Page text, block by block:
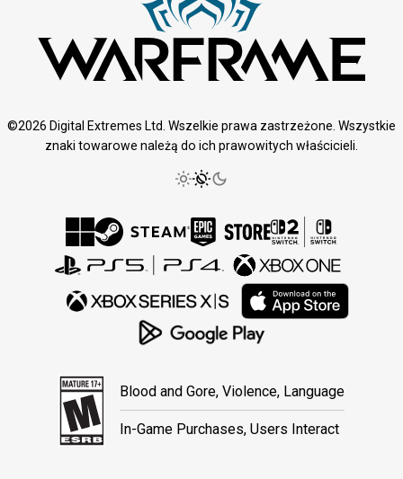
©2026 Digital Extremes Ltd. Wszelkie prawa zastrzeżone. Wszystkie
znaki towarowe należą do ich prawowitych właścicieli.
Blood and Gore, Violence, Language
In-Game Purchases, Users Interact